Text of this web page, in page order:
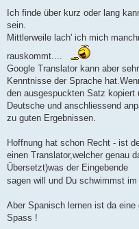
i
r
a
Ich finde über kurz oder lang
sein.
Mittlerweile lach' ich mich
rauskommt....
Google Translator kann aber
Kenntnisse der Sprache
den ausgespuckten Satz
Deutsche und anschliessend
zu guten Ergebnissen.
Hoffnung hat schon Recht - ist
einen Translator,welcher genau
Übersetzt)was der Eingebende
sagen will und Du schwimmst im
Aber Spanisch lernen ist da
Spass !